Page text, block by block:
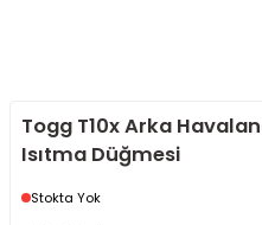
Togg T10x Arka
Isıtma Düğmesi
Stokta Yok